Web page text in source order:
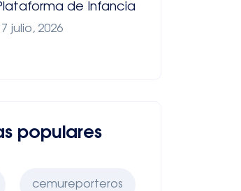
de Infancia
17 julio, 2026
populares
cemureporteros